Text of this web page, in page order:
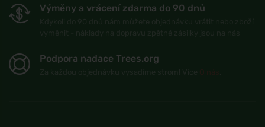
Výměny a vrácení zdarma do 90 dnů
Podpora nadace Trees.org